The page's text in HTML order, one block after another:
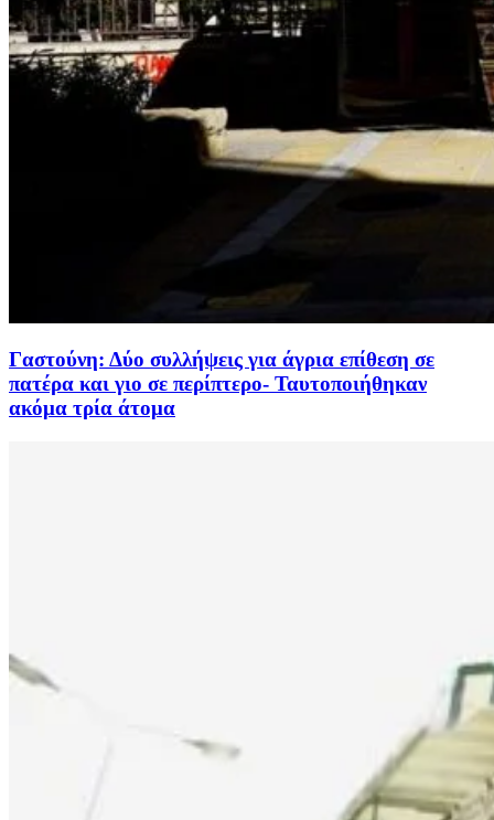
Γαστούνη: Δύο συλλήψεις για άγρια επίθεση σε
πατέρα και γιο σε περίπτερο- Ταυτοποιήθηκαν
ακόμα τρία άτομα